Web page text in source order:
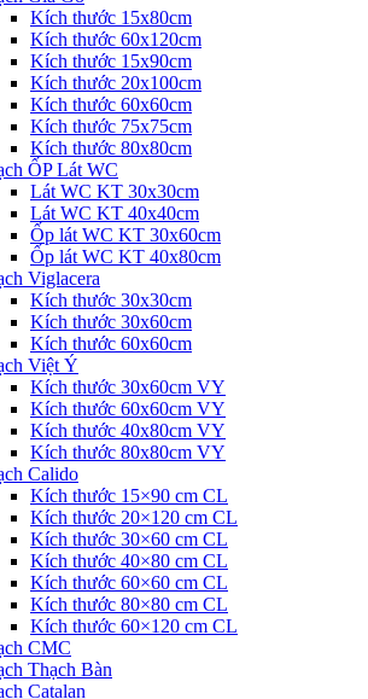
Kích thước 15x80cm
Kích thước 60x120cm
Kích thước 15x90cm
Kích thước 20x100cm
Kích thước 60x60cm
Kích thước 75x75cm
Kích thước 80x80cm
ỐP Lát WC
Lát WC KT 30x30cm
Lát WC KT 40x40cm
Ốp lát WC KT 30x60cm
Ốp lát WC KT 40x80cm
Viglacera
Kích thước 30x30cm
Kích thước 30x60cm
Kích thước 60x60cm
Việt Ý
Kích thước 30x60cm VY
Kích thước 60x60cm VY
Kích thước 40x80cm VY
Kích thước 80x80cm VY
Calido
Kích thước 15×90 cm CL
Kích thước 20×120 cm CL
Kích thước 30×60 cm CL
Kích thước 40×80 cm CL
Kích thước 60×60 cm CL
Kích thước 80×80 cm CL
Kích thước 60×120 cm CL
CMC
Thạch Bàn
Catalan